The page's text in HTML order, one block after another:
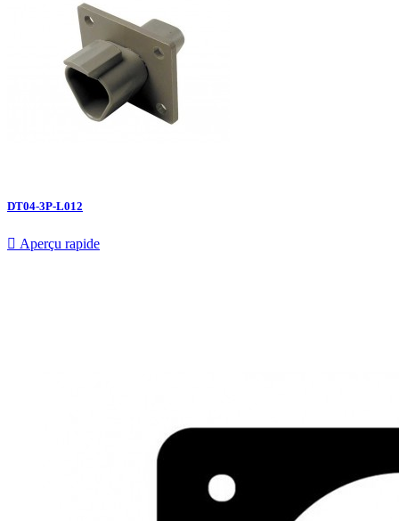
DT04-3P-L012
 Aperçu rapide